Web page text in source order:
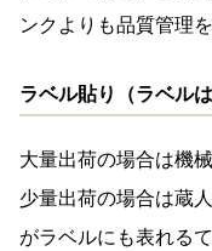
ンクよりも品質管理
ラベル貼り（ラベルは
大量出荷の場合は機
少量出荷の場合は蔵
がラベルにも表れる